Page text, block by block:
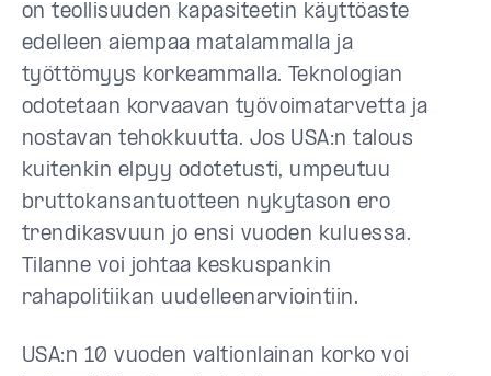
on teollisuuden kapasiteetin käyttöaste
edelleen aiempaa matalammalla ja
työttömyys korkeammalla. Teknologian
odotetaan korvaavan työvoimatarvetta ja
nostavan tehokkuutta. Jos USA:n talous
kuitenkin elpyy odotetusti, umpeutuu
bruttokansantuotteen nykytason ero
trendikasvuun jo ensi vuoden kuluessa.
Tilanne voi johtaa keskuspankin
rahapolitiikan uudelleenarviointiin.
USA:n 10 vuoden valtionlainan korko voi